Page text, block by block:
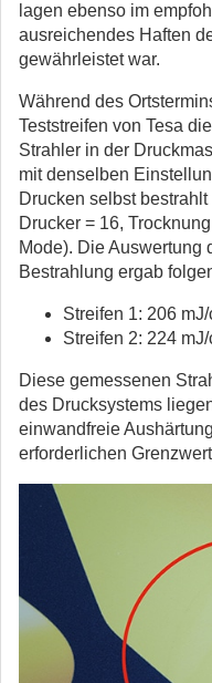
lagen ebenso im
ausreichendes Haften
gewährleistet war.
Während des
Teststreifen von Tesa
Strahler in der
mit denselben
Drucken selbst
Drucker = 16,
Mode). Die Auswertung
Bestrahlung ergab
Streifen 1: 206 mJ/
Streifen 2: 224 mJ/
Diese gemessenen
des Drucksystems
einwandfreie
erforderlichen